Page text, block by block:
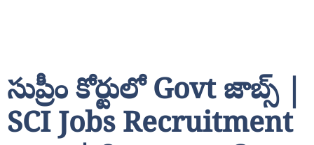
సుప్రీం కోర్టులో Govt జాబ్స్ |
SCI Jobs Recruitment